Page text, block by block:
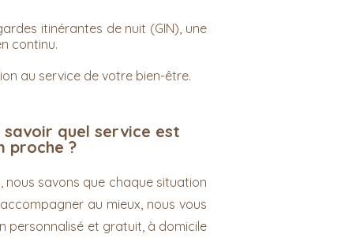
itinérantes de nuit (GIN), une
continu.
au service de votre bien-être.
savoir quel service est
proche ?
nous savons que chaque situation
au mieux, nous vous
personnalisé et gratuit, à domicile